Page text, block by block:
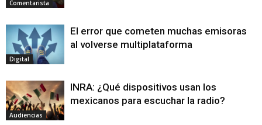
Comentarista
Digital
El error que cometen muchas emisoras
al volverse multiplataforma
Audiencias
INRA: ¿Qué dispositivos usan los
mexicanos para escuchar la radio?